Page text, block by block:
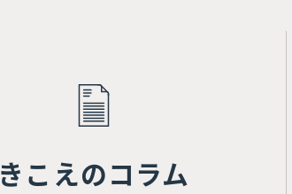
きこえのコラム